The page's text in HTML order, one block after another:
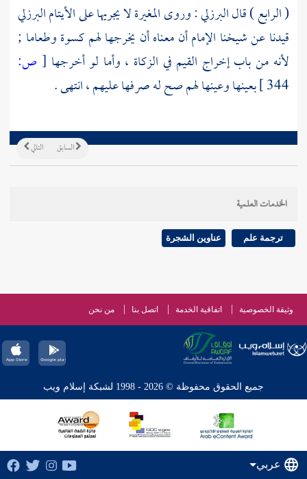
( الرابع ) قالالبرزلي: وروىالمغيرةلا يجريها على الأيتامالبرزلي
قيدنا عنشيخنا الإمام أن معناه أن يخرجها لهم كسوة وطعاما ;
لأنه من باب إخراج القيم في الزكاة ، وأما لو أخرجها [ ص:
344 ] بعينها وعينها لهم صح له صرفها عليهم ، انتهى .
التالي السابق
الخدمات العلمية
ترجمة علم عناوين الشجرة
وثيقة الخصوصية اتفاقية الخدمة اتصل بنا من نحن
جميع الحقوق محفوظة © 2026 - 1998 لشبكة إسلام ويب
عربي